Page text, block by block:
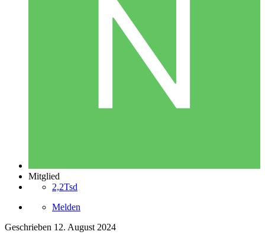
Mitglied
2,2Tsd
Melden
Geschrieben 12. August 2024